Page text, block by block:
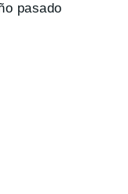
pasado